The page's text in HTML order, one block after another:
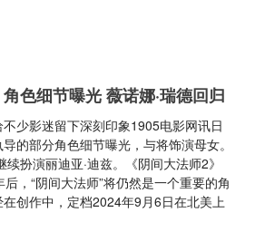
角色细节曝光 薇诺娜·瑞德回归
不少影迷留下深刻印象1905电影网讯日
的部分角色细节曝光，与将饰演母女。
续扮演丽迪亚·迪兹。《阴间大法师2》
，“阴间大法师”将仍然是一个重要的角
创作中，定档2024年9月6日在北美上